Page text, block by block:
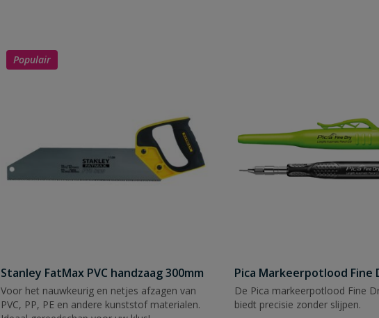
Populair
Stanley FatMax PVC handzaag 300mm
Voor het nauwkeurig en netjes afzagen van
PVC, PP, PE en andere kunststof materialen.
Pica Markeerpotlood Fine
De Pica markeerpotlood Fine
biedt precisie zonder slijpen.